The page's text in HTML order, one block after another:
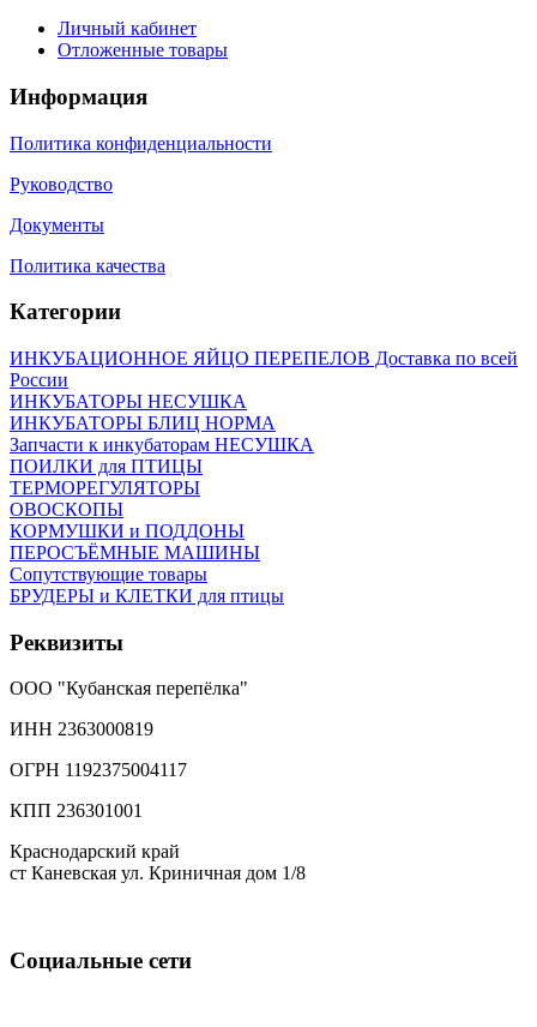
Личный кабинет
Отложенные товары
Информация
Политика конфиденциальности
Руководство
Документы
Политика качества
Категории
ИНКУБАЦИОННОЕ ЯЙЦО ПЕРЕПЕЛОВ Доставка по всей
России
ИНКУБАТОРЫ НЕСУШКА
ИНКУБАТОРЫ БЛИЦ НОРМА
Запчасти к инкубаторам НЕСУШКА
ПОИЛКИ для ПТИЦЫ
ТЕРМОРЕГУЛЯТОРЫ
ОВОСКОПЫ
КОРМУШКИ и ПОДДОНЫ
ПЕРОСЪЁМНЫЕ МАШИНЫ
Сопутствующие товары
БРУДЕРЫ и КЛЕТКИ для птицы
Реквизиты
ООО "Кубанская перепёлка"
ИНН 2363000819
ОГРН 1192375004117
КПП 236301001
Краснодарский край
ст Каневская ул. Криничная дом 1/8
Социальные сети